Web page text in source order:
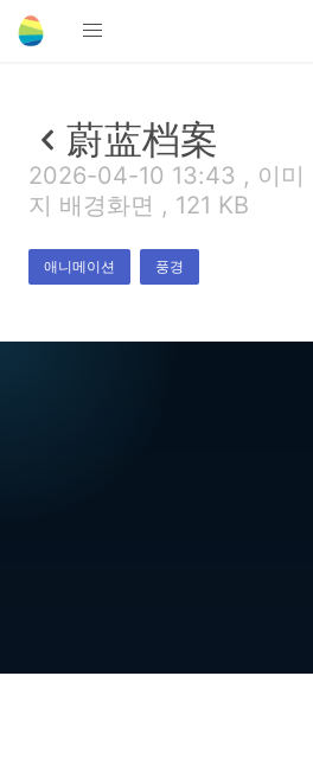
蔚蓝档案
2026-04-10 13:43 , 이미
지 배경화면 , 121 KB
애니메이션 풍경